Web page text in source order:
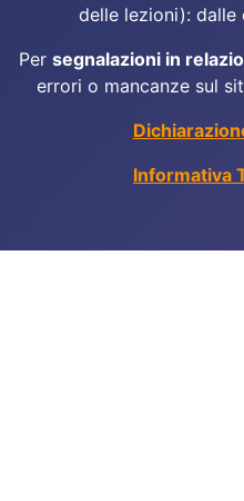
delle lezioni): dalle
Per segnalazioni in
errori o mancanze sul
Informativa